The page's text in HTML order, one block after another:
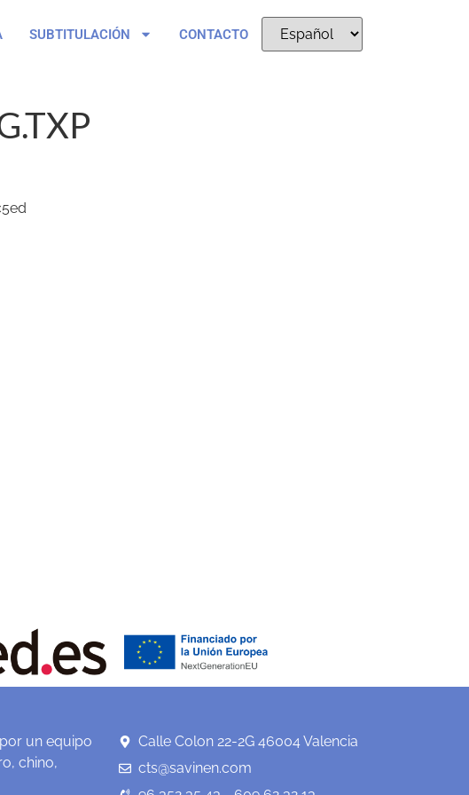
SUBTITULACIÓN CONTACTO
un equipo
chino,
Calle Colon 22-2G 46004 Valencia
cts@savinen.com